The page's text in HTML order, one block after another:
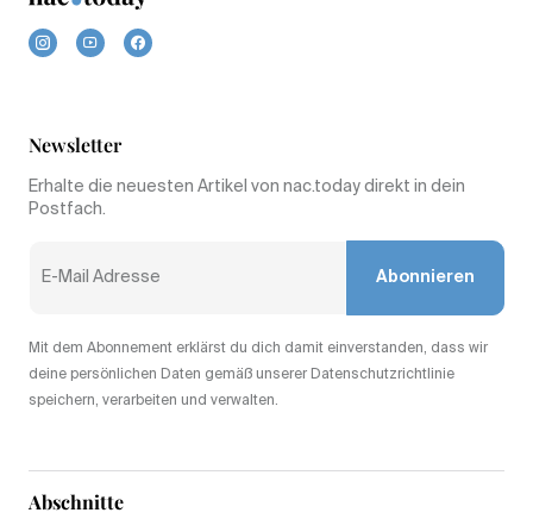
Abschnitte
Newsletter
Erhalte die neuesten Artikel von nac.today direkt in dein
Postfach.
Abonnieren
Mit dem Abonnement erklärst du dich damit einverstanden, dass wir
deine persönlichen Daten gemäß unserer Datenschutzrichtlinie
speichern, verarbeiten und verwalten.